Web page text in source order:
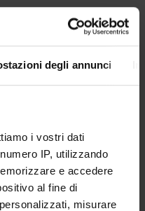
degli annunci
i vostri dati
IP, utilizzando
e accedere
al fine di
misurare